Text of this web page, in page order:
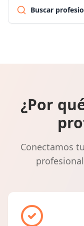
Buscar
¿Por
Conectamos